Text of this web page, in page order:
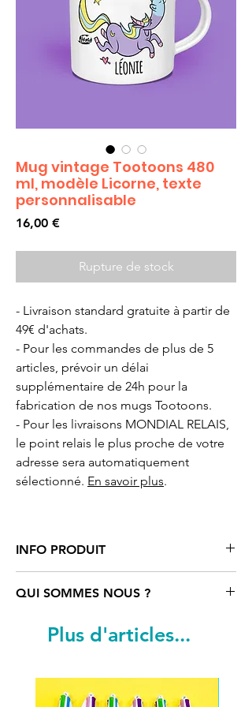
Mug vintage Tootoons 480
ml, modèle Licorne, texte
personnalisable
16,00 €Prix
Rupture de stock
- Livraison standard gratuite à partir de
49€ d'achats.
- Pour les commandes de plus de 5
articles, prévoir un délai
supplémentaire de 24h pour la
fabrication de nos mugs Tootoons.
- Pour les livraisons MONDIAL RELAIS,
le point relais le plus proche de votre
adresse sera automatiquement
sélectionné. En savoir plus.
INFO PRODUIT
motif cartoon licorneTootoons
rebords argent. Contenance 480 ml.
cm.
Création originale réalisée par notre
QUI SOMMES NOUS ?
Tootoons
est un univers coloré rempli
de personnages funs et parfois un peu
l’imagination d’une artiste française qui
navigue entre Paris, Vienne et le reste
Plus d'articles...